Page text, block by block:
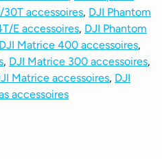
accessoires, DJI Phantom
E accessoires, DJI Phantom
DJI Matrice 400 accessoires,
, DJI Matrice 300 accessoires,
Matrice accessoires, DJI
accessoires